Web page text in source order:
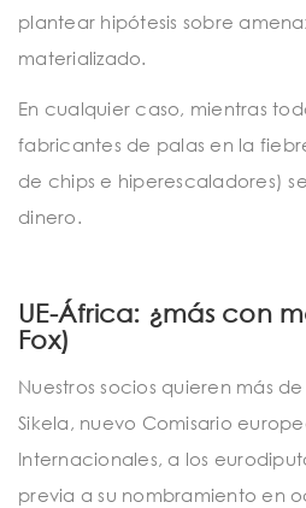
plantear hipótesis sobre
materializado.
En cualquier caso, mientras
fabricantes de palas en la
de chips e hiperescaladores)
dinero.
UE-África: ¿más con
Fox)
Nuestros socios quieren más
Sikela, nuevo Comisario
Internacionales, a los
previa a su nombramiento en